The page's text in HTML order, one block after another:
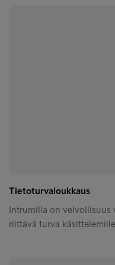
Tietoturvaloukkaus
Intrumilla on velvollisuus
riittävä turva